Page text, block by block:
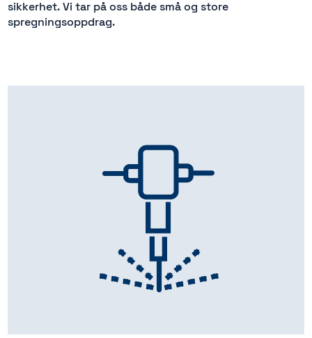
sikkerhet. Vi tar på oss både små og store
spregningsoppdrag.